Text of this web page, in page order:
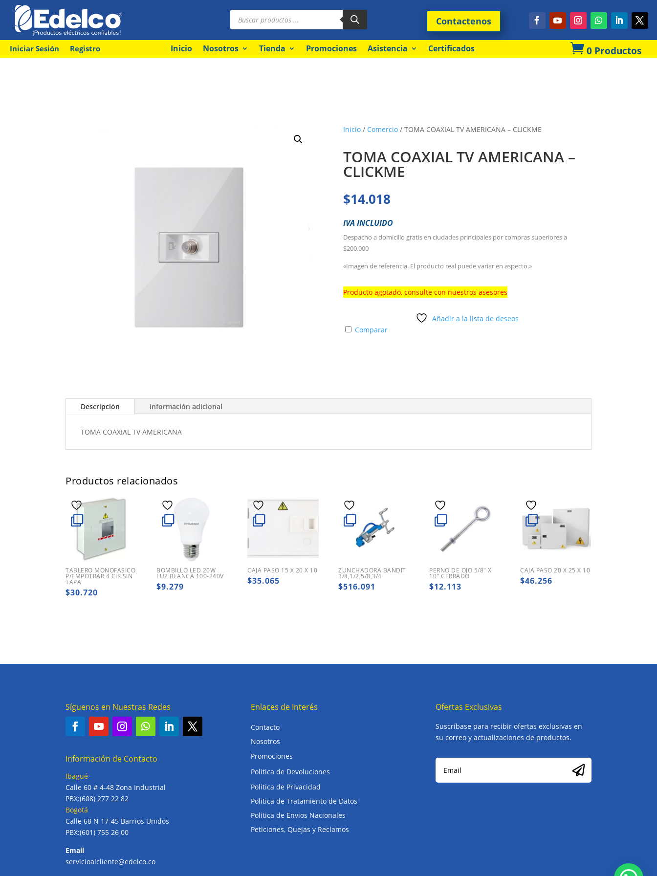
Búsqueda
productos Contactenos
Iniciar Sesión Registro Inicio Nosotros Tienda Promociones Asistencia Certificados  0 Productos
Inicio/ Comercio/ TOMA COAXIAL TV AMERICANA – CLICKME
TOMA COAXIAL TV AMERICANA –
CLICKME
$14.018
IVA INCLUIDO
Despacho a domicilio gratis en ciudades principales por compras superiores a
$200.000
«Imagen de referencia. El producto real puede variar en aspecto.»
Producto agotado, consulte con nuestros asesores
Añadir a la lista de deseos
Comparar
Descripción Información adicional
TOMA COAXIAL TV AMERICANA
Productos relacionados
TABLERO MONOFASICO
P/EMPOTRAR 4 CIR.SIN
TAPA
$30.720
BOMBILLO LED 20W
LUZ BLANCA 100-240V
$9.279
CAJA PASO 15 X 20 X 10
$35.065
ZUNCHADORA BANDIT
3/8,1/2,5/8,3/4
$516.091
PERNO DE OJO 5/8″ X
10″ CERRADO
$12.113
CAJA PASO 20 X 25 X 10
$46.256
Síguenos en Nuestras Redes
Información de Contacto
Ibagué
Calle 60 # 4-48 Zona Industrial
PBX:(608) 277 22 82
Bogotá
Calle 68 N 17-45 Barrios Unidos
PBX:(601) 755 26 00
Email
servicioalcliente@edelco.co
Enlaces de Interés
Contacto
Nosotros
Promociones
Politica de Devoluciones
Politica de Privacidad
Politica de Tratamiento de Datos
Politica de Envios Nacionales
Peticiones, Quejas y Reclamos
Ofertas Exclusivas
Suscríbase para recibir ofertas exclusivas en
su correo y actualizaciones de productos.